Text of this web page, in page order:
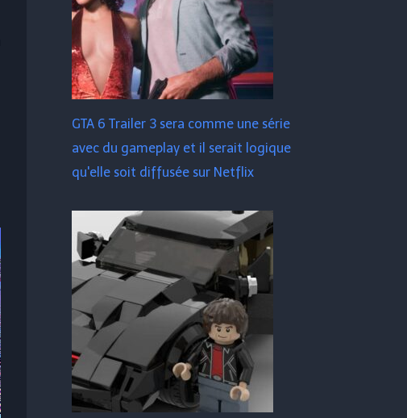
GTA 6 Trailer 3 sera comme une série
avec du gameplay et il serait logique
qu'elle soit diffusée sur Netflix